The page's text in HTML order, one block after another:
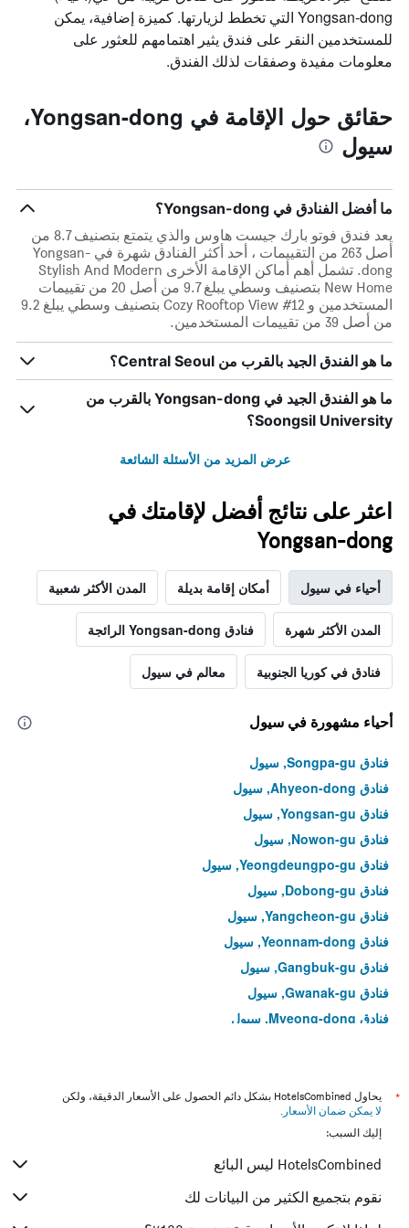
الذي
أيام
الأسبوع.
التالي
محور
الذي
يعرض
سعر
غرفة
Yongsan-dong التي تخطط لزيارتها. كميزة إضافية، يمكن
للمستخدمين النقر على فندق يثير اهتمامهم للعثور على
معلومات مفيدة وصفقات لذلك الفندق.
حقائق حول الإقامة في Yongsan-dong،
سيول
ما أفضل الفنادق في Yongsan-dong؟
يعد فندق فوتو بارك جيست هاوس والذي يتمتع بتصنيف 8.7 من
أصل 263 من التقييمات ، أحد أكثر الفنادق شهرة في Yongsan-
dong. تشمل أهم أماكن الإقامة الأخرى Stylish And Modern
New Home بتصنيف وسطي يبلغ 9.7 من أصل 20 من تقييمات
المستخدمين و Cozy Rooftop View #12 بتصنيف وسطي يبلغ 9.2
من أصل 39 من تقييمات المستخدمين.
ما هو الفندق الجيد بالقرب من Central Seoul؟
ما هو الفندق الجيد في Yongsan-dong بالقرب من
Soongsil University؟
عرض المزيد من الأسئلة الشائعة
اعثر على نتائج أفضل لإقامتك في
Yongsan-dong
أحياء في سيول أمكان إقامة بديلة المدن الأكثر شعبية
المدن الأكثر شهرة فنادق Yongsan-dong الرائجة
فنادق في كوريا الجنوبية معالم في سيول
أحياء مشهورة في سيول
فنادق Songpa-gu, سيول
فنادق Ahyeon-dong, سيول
فنادق Yongsan-gu, سيول
فنادق Nowon-gu, سيول
فنادق Yeongdeungpo-gu, سيول
فنادق Dobong-gu, سيول
فنادق Yangcheon-gu, سيول
فنادق Yeonnam-dong, سيول
فنادق Gangbuk-gu, سيول
فنادق Gwanak-gu, سيول
فنادق Myeong-dong, سيول
فنادق Bangi-dong, سيول
فنادق Gwangjin-gu, سيول
فنادق Gahoe-dong, سيول
فنادق Junggok-dong, سيول
فنادق Seongnae-dong, سيول
*
يحاول HotelsCombined بشكل دائم الحصول على الأسعار الدقيقة، ولكن
لا يمكن ضمان الأسعار .
إليك السبب:
HotelsCombined ليس البائع
نقوم بتجميع الكثير من البيانات لك